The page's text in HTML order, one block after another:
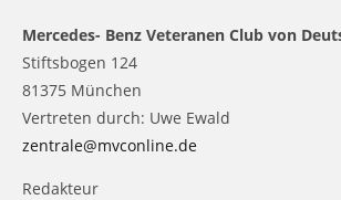
Mercedes- Benz Veteranen Club von
Stiftsbogen 124
81375 München
Vertreten durch: Uwe Ewald
zentrale@mvconline.de
Redakteur